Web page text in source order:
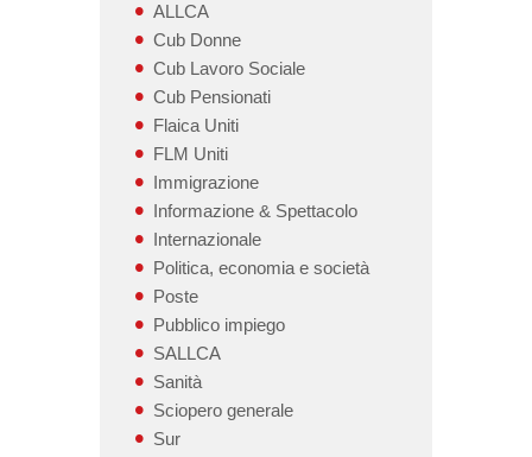
ALLCA
Cub Donne
Cub Lavoro Sociale
Cub Pensionati
Flaica Uniti
FLM Uniti
Immigrazione
Informazione & Spettacolo
Internazionale
Politica, economia e società
Poste
Pubblico impiego
SALLCA
Sanità
Sciopero generale
Sur